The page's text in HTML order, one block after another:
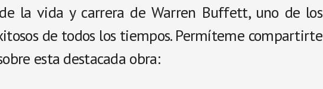
la vida y carrera de Warren Buffett, uno de los
de todos los tiempos. Permíteme compartirte
esta destacada obra: